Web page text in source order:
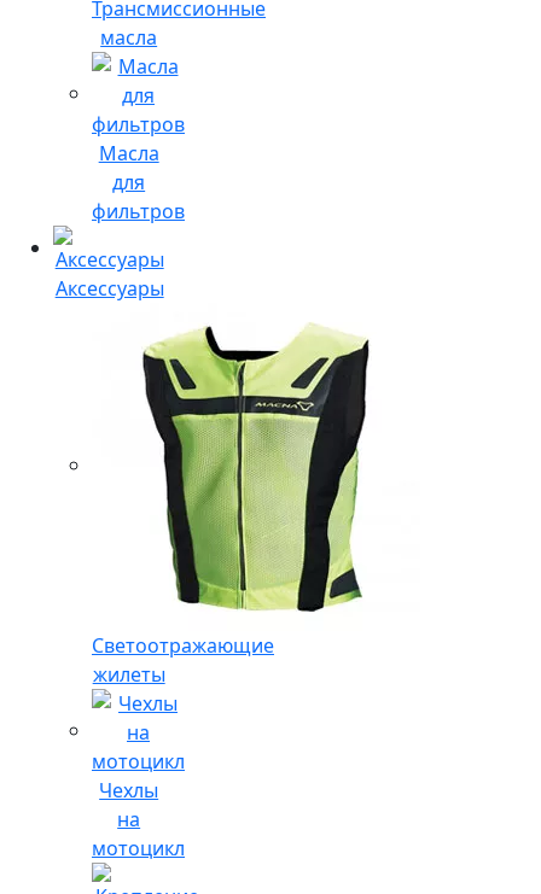
Трансмиссионные
масла
Масла
для
фильтров
Аксессуары
Светоотражающие
жилеты
Чехлы
на
мотоцикл